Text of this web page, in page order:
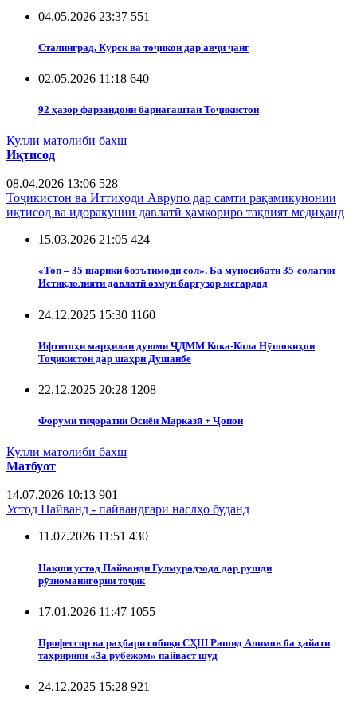
04.05.2026 23:37 551
Сталинград, Курск ва тоҷикон дар авҷи ҷанг
02.05.2026 11:18 640
92 ҳазор фарзандони барнагаштаи Тоҷикистон
Кулли матолиби бахш
Иқтисод
08.04.2026 13:06 528
Тоҷикистон ва Иттиҳоди Аврупо дар самти рақамикунонии
иқтисод ва идоракунии давлатӣ ҳамкориро тақвият медиҳанд
15.03.2026 21:05 424
«Топ – 35 шарики боэътимоди сол». Ба муносибати 35-солагии
Истиқлолияти давлатӣ озмун баргузор мегардад
24.12.2025 15:30 1160
Ифтитоҳи марҳилаи дуюми ҶДММ Кока-Кола Нӯшокиҳои
Тоҷикистон дар шаҳри Душанбе
22.12.2025 20:28 1208
Форуми тиҷоратии Осиёи Марказӣ + Ҷопон
Кулли матолиби бахш
Матбуот
14.07.2026 10:13 901
Устод Пайванд - пайвандгари наслҳо буданд
11.07.2026 11:51 430
Нақши устод Пайванди Гулмуродзода дар рушди
рӯзноманигории тоҷик
17.01.2026 11:47 1055
Профессор ва раҳбари собиқи СҲШ Рашид Алимов ба ҳайати
таҳририяи «За рубежом» пайваст шуд
24.12.2025 15:28 921